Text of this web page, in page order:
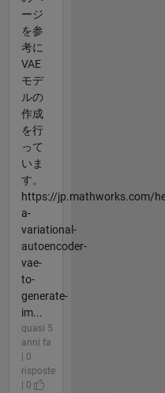
ージ
を参
考に
VAE
モデ
ルの
作成
を行
って
いま
す。
https://jp.mathworks.com/
a-
variational-
autoencoder-
vae-
to-
generate-
im...
quasi 5
anni fa
| 0
risposte
| 0